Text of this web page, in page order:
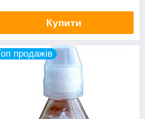
Купити
продажів